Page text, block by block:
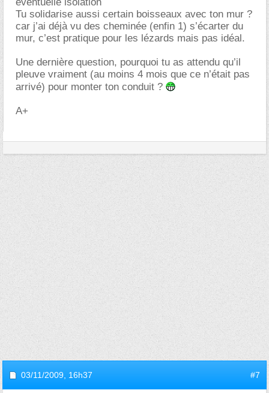
Tu solidarise aussi certain boisseaux avec ton mur ?
car j’ai déjà vu des cheminée (enfin 1) s’écarter du
mur, c’est pratique pour les lézards mais pas idéal.
Une dernière question, pourquoi tu as attendu qu’il
pleuve vraiment (au moins 4 mois que ce n’était pas
arrivé) pour monter ton conduit ?
A+
03/11/2009, 16h37 #7